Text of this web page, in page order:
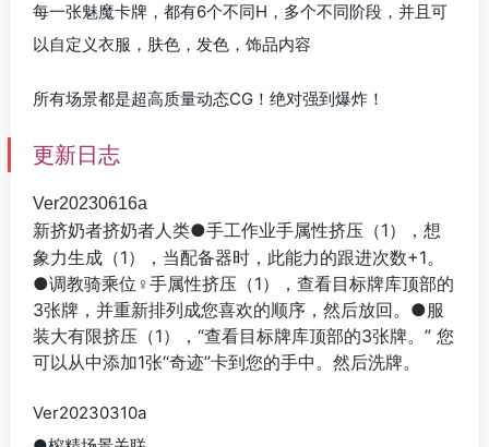
每一张魅魔卡牌，都有6个不同H，多个不同阶段，并且可
以自定义衣服，肤色，发色，饰品内容
所有场景都是超高质量动态CG！绝对强到爆炸！
更新日志
Ver20230616a
新挤奶者挤奶者人类●手工作业手属性挤压（1），想
象力生成（1），当配备器时，此能力的跟进次数+1。
●调教骑乘位♀手属性挤压（1），查看目标牌库顶部的
3张牌，并重新排列成您喜欢的顺序，然后放回。●服
装大有限挤压（1），“查看目标牌库顶部的3张牌。” 您
可以从中添加1张“奇迹”卡到您的手中。然后洗牌。
Ver20230310a